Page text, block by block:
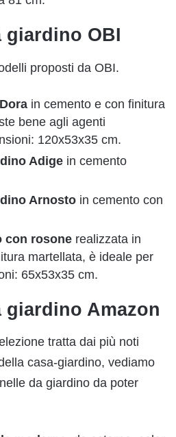
giardino OBI
proposti da OBI.
in cemento e con finitura
bene agli agenti
120x53x35 cm.
Adige in cemento
Arnosto in cemento con
con rosone realizzata in
martellata, è ideale per
65x53x35 cm.
giardino Amazon
tratta dai più noti
casa-giardino, vediamo
da giardino da poter